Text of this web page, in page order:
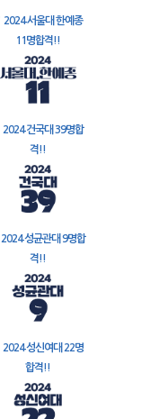
2024 서울대 한예종
11명합격!!
2024 건국대 39명합
격!!
2024 성균관대 9명합
격!!
2024 성신여대 22명
합격!!